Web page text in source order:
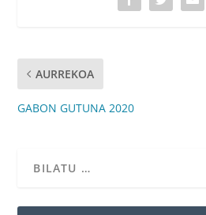
AURREKOA
GABON GUTUNA 2020